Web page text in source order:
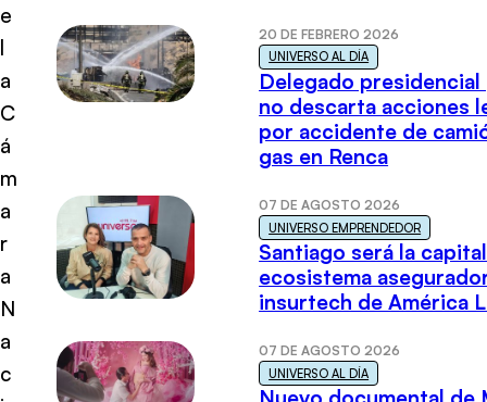
e
l
a
C
á
m
a
r
a
N
a
c
20 DE FEBRERO 2026
UNIVERSO AL DÍA
Delegado presidencial
no descarta acciones
por accidente de
gas en Renca
07 DE AGOSTO 2026
UNIVERSO EMPRENDEDOR
Santiago será la
ecosistema
insurtech de América
07 DE AGOSTO 2026
UNIVERSO AL DÍA